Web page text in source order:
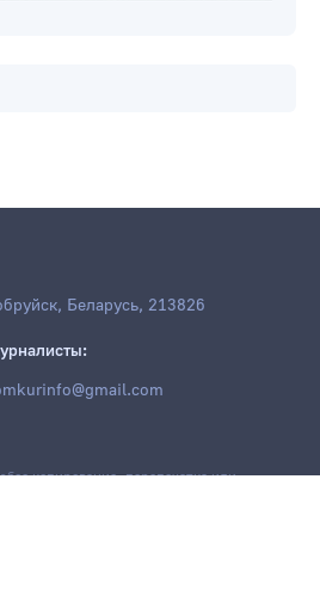
Беларусь, 213826
копирование, перепечатка или